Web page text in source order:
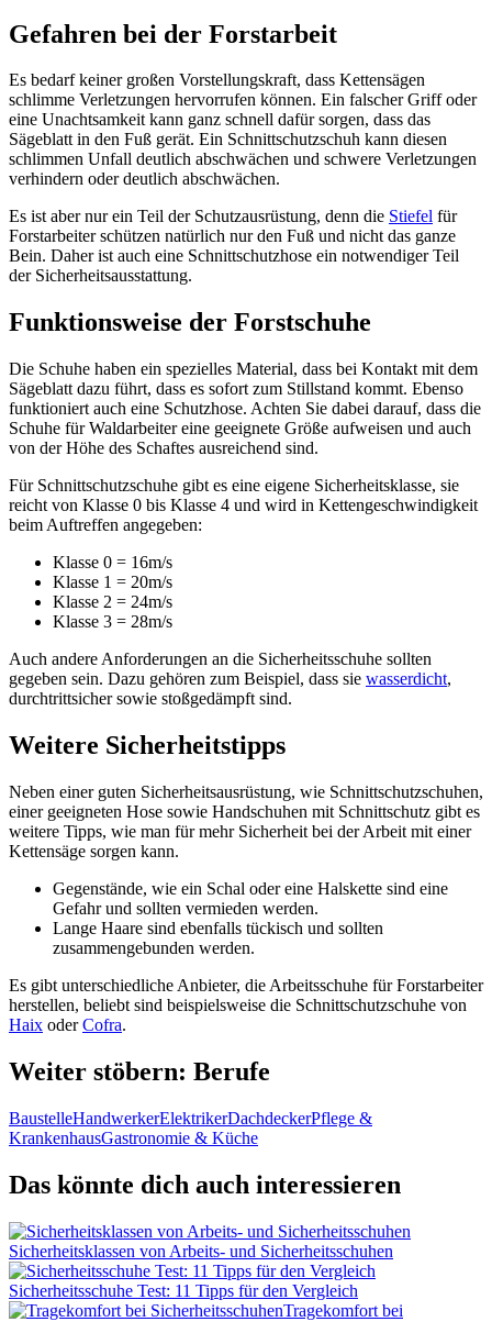
Gefahren bei der Forstarbeit
Es bedarf keiner großen Vorstellungskraft, dass Kettensägen
schlimme Verletzungen hervorrufen können. Ein falscher Griff oder
eine Unachtsamkeit kann ganz schnell dafür sorgen, dass das
Sägeblatt in den Fuß gerät. Ein Schnittschutzschuh kann diesen
schlimmen Unfall deutlich abschwächen und schwere Verletzungen
verhindern oder deutlich abschwächen.
Es ist aber nur ein Teil der Schutzausrüstung, denn die Stiefel für
Forstarbeiter schützen natürlich nur den Fuß und nicht das ganze
Bein. Daher ist auch eine Schnittschutzhose ein notwendiger Teil
der Sicherheitsausstattung.
Funktionsweise der Forstschuhe
Die Schuhe haben ein spezielles Material, dass bei Kontakt mit dem
Sägeblatt dazu führt, dass es sofort zum Stillstand kommt. Ebenso
funktioniert auch eine Schutzhose. Achten Sie dabei darauf, dass die
Schuhe für Waldarbeiter eine geeignete Größe aufweisen und auch
von der Höhe des Schaftes ausreichend sind.
Für Schnittschutzschuhe gibt es eine eigene Sicherheitsklasse, sie
reicht von Klasse 0 bis Klasse 4 und wird in Kettengeschwindigkeit
beim Auftreffen angegeben:
Klasse 0 = 16m/s
Klasse 1 = 20m/s
Klasse 2 = 24m/s
Klasse 3 = 28m/s
Auch andere Anforderungen an die Sicherheitsschuhe sollten
gegeben sein. Dazu gehören zum Beispiel, dass sie wasserdicht,
durchtrittsicher sowie stoßgedämpft sind.
Weitere Sicherheitstipps
Neben einer guten Sicherheitsausrüstung, wie Schnittschutzschuhen,
einer geeigneten Hose sowie Handschuhen mit Schnittschutz gibt es
weitere Tipps, wie man für mehr Sicherheit bei der Arbeit mit einer
Kettensäge sorgen kann.
Gegenstände, wie ein Schal oder eine Halskette sind eine
Gefahr und sollten vermieden werden.
Lange Haare sind ebenfalls tückisch und sollten
zusammengebunden werden.
Es gibt unterschiedliche Anbieter, die Arbeitsschuhe für Forstarbeiter
herstellen, beliebt sind beispielsweise die Schnittschutzschuhe von
Haix oderCofra.
Weiter stöbern: Berufe
BaustelleHandwerkerElektrikerDachdeckerPflege &
KrankenhausGastronomie & Küche
Das könnte dich auch interessieren
Sicherheitsklassen von Arbeits- und Sicherheitsschuhen
Sicherheitsschuhe Test: 11 Tipps für den Vergleich
Tragekomfort bei